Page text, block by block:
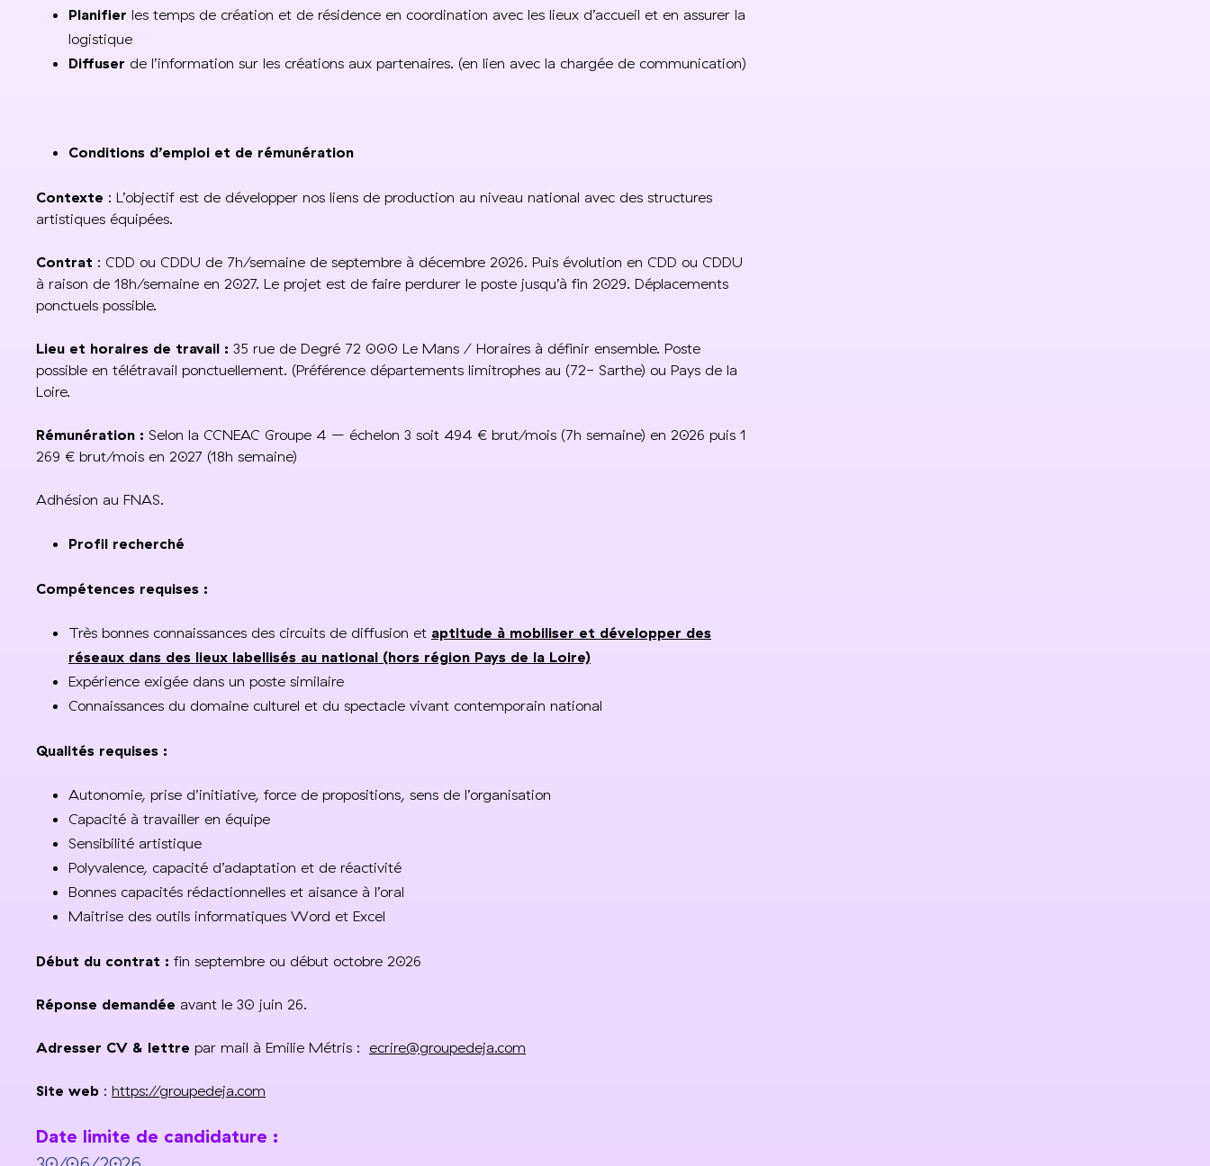
Planifier les temps de création et de résidence en coordination avec les lieux d’accueil et en assurer la
logistique
Diffuser de l’information sur les créations aux partenaires. (en lien avec la chargée de communication)
Conditions d’emploi et de rémunération
Contexte : L’objectif est de développer nos liens de production au niveau national avec des structures
artistiques équipées.
Contrat : CDD ou CDDU de 7h/semaine de septembre à décembre 2026. Puis évolution en CDD ou CDDU
à raison de 18h/semaine en 2027. Le projet est de faire perdurer le poste jusqu’à fin 2029. Déplacements
ponctuels possible.
Lieu et horaires de travail : 35 rue de Degré 72 000 Le Mans / Horaires à définir ensemble. Poste
possible en télétravail ponctuellement. (Préférence départements limitrophes au (72- Sarthe) ou Pays de la
Loire.
Rémunération : Selon la CCNEAC Groupe 4 – échelon 3 soit 494 € brut/mois (7h semaine) en 2026 puis 1
269 € brut/mois en 2027 (18h semaine)
Adhésion au FNAS.
Profil recherché
Compétences requises :
Très bonnes connaissances des circuits de diffusion et aptitude à mobiliser et développer des
réseaux dans des lieux labellisés au national (hors région Pays de la Loire)
Expérience exigée dans un poste similaire
Connaissances du domaine culturel et du spectacle vivant contemporain national
Qualités requises :
Autonomie, prise d’initiative, force de propositions, sens de l’organisation
Capacité à travailler en équipe
Sensibilité artistique
Polyvalence, capacité d’adaptation et de réactivité
Bonnes capacités rédactionnelles et aisance à l’oral
Maitrise des outils informatiques Word et Excel
Début du contrat : fin septembre ou début octobre 2026
Réponse demandée avant le 30 juin 26.
Adresser CV & lettre par mail à Emilie Métris : ecrire@groupedeja.com
Site web : https://groupedeja.com
Date limite de candidature :